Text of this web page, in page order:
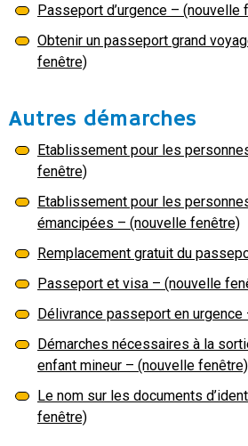
Passeport d’urgence – (nouvelle
Obtenir un passeport grand
fenêtre)
Autres démarches
Etablissement pour les
fenêtre)
Etablissement pour les
émancipées – (nouvelle fenêtre)
Remplacement gratuit du
Passeport et visa – (nouvelle
Délivrance passeport en
Démarches nécessaires à la
enfant mineur – (nouvelle fenêtre)
Le nom sur les documents
fenêtre)